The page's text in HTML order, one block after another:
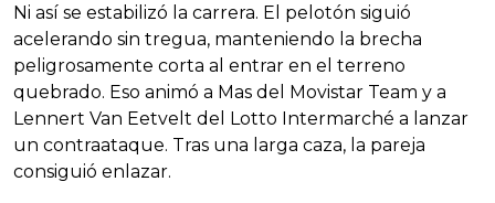
Ni así se estabilizó la carrera. El pelotón siguió
acelerando sin tregua, manteniendo la brecha
peligrosamente corta al entrar en el terreno
quebrado. Eso animó a Mas del Movistar Team y a
Lennert Van Eetvelt del Lotto Intermarché a lanzar
un contraataque. Tras una larga caza, la pareja
consiguió enlazar.